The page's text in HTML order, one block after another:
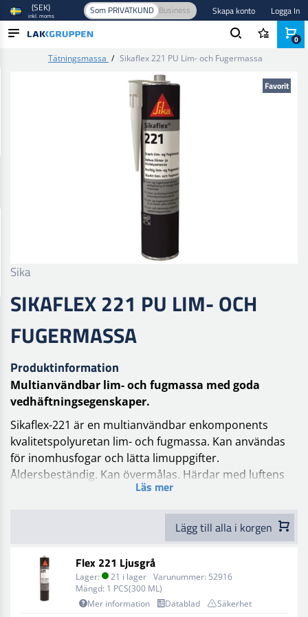
(SEK)
inkl. moms Som PRIVATKUND Business Skapa konto Logga In
Tätningsmassa / Sikaflex 221 PU Lim- och Fugermassa
Favorit
Sika
SIKAFLEX 221 PU LIM- OCH
FUGERMASSA
Produktinformation
Multianvändbar lim- och fugmassa med goda
vedhäftningsegenskaper.
Sikaflex-221 är en multianvändbar enkomponents
kvalitetspolyuretan lim- och fugmassa. Kan användas
för inomhusfogar och lätta limuppgifter.
Åldersbeständig. Kan övermålas. Härdar med luftens
Sikaflex®-221 har god vedhäftning till många olika
material och bildar permanent elastiska fogar med hög
vedhäftningsstyrka. Lämplig för material som metall,
metallprimer och färger (tvåkomponentsystem),
keramiska material och plast.
Läs mer
Lägg till alla i korgen
Flex 221 Ljusgrå
Lager: 21 i lager Varunummer: 52916
Mängd: 1 PCS(300 ML)
Mer information
Datablad Säkerhet
0